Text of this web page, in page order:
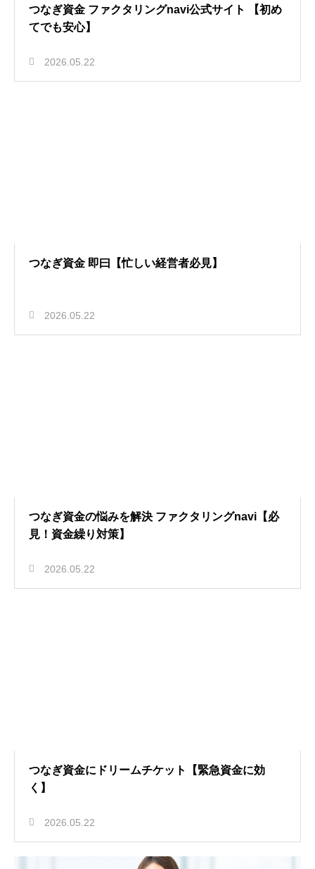
つなぎ資金 ファクタリングnavi公式サイト 【初め
てでも安心】
2026.05.22
つなぎ資金 即曰【忙しい経営者必見】
2026.05.22
つなぎ資金の悩みを解決 ファクタリングnavi【必
見！資金繰り対策】
2026.05.22
つなぎ資金にドリームチケット【緊急資金に効
く】
2026.05.22